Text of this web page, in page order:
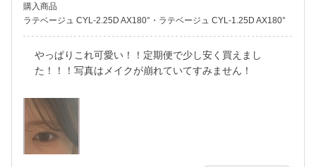
購入商品
ラテベージュ CYL-2.25D AX180°
ラテベージュ CYL-1.25D AX180°
やっぱりこれ可愛い！！定期便で少し安く買えまし
た！！！写真はメイクが崩れていてすみません！